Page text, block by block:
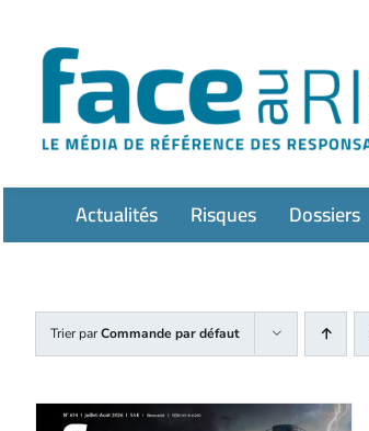
contenu
Actualités Risques Dossiers
Trier parCommande par défaut